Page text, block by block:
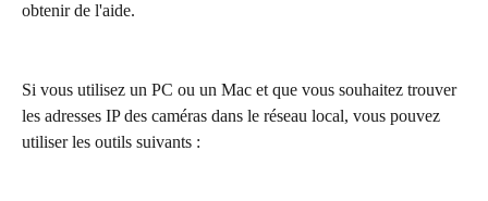
obtenir de l'aide.
Si vous utilisez un PC ou un Mac et que vous souhaitez trouver
les adresses IP des caméras dans le réseau local, vous pouvez
utiliser les outils suivants :